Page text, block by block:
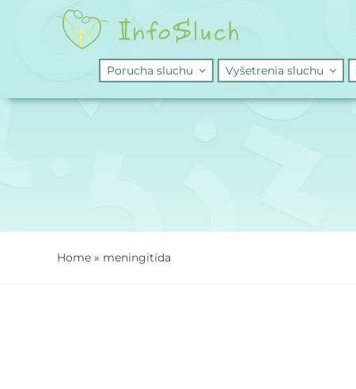
Porucha sluchu Vyšetrenia sluchu
Home » meningitída